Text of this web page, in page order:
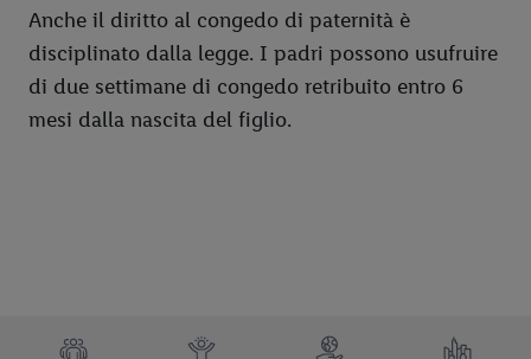
Anche il diritto al congedo di paternità è
disciplinato dalla legge. I padri possono usufruire
di due settimane di congedo retribuito entro 6
mesi dalla nascita del figlio.
TRUSTBAR